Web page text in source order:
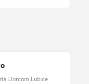
Dotcom Ľubice